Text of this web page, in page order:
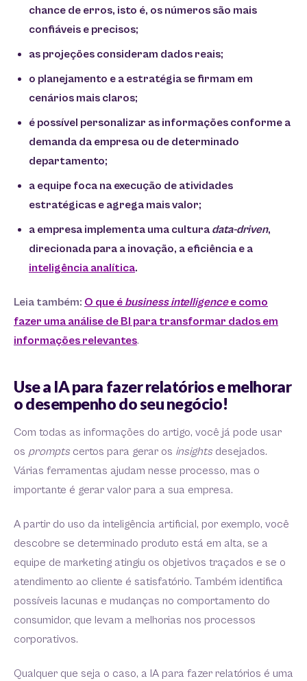
chance de erros, isto é, os números são mais
confiáveis e precisos;
as projeções consideram dados reais;
o planejamento e a estratégia se firmam em
cenários mais claros;
é possível personalizar as informações conforme a
demanda da empresa ou de determinado
departamento;
a equipe foca na execução de atividades
estratégicas e agrega mais valor;
a empresa implementa uma cultura data-driven,
direcionada para a inovação, a eficiência e a
inteligência analítica.
Leia também: O que é business intelligencee como
fazer uma análise de BI para transformar dados em
informações relevantes.
Use a IA para fazer relatórios e melhorar
o desempenho do seu negócio!
Com todas as informações do artigo, você já pode usar
os prompts certos para gerar os insights desejados.
Várias ferramentas ajudam nesse processo, mas o
importante é gerar valor para a sua empresa.
A partir do uso da inteligência artificial, por exemplo, você
descobre se determinado produto está em alta, se a
equipe de marketing atingiu os objetivos traçados e se o
atendimento ao cliente é satisfatório. Também identifica
possíveis lacunas e mudanças no comportamento do
consumidor, que levam a melhorias nos processos
corporativos.
Qualquer que seja o caso, a IA para fazer relatórios é uma